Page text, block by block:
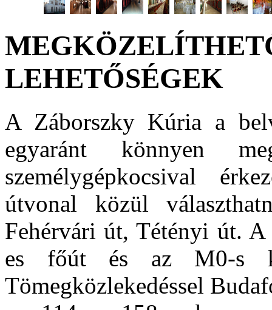
LEHETŐSÉGEK
A Záborszky Kúria a
egyaránt könnyen
személygépkocsival
útvonal közül
Fehérvári út, Tétényi út.
es főút és az M0-s
Tömegközlekedéssel